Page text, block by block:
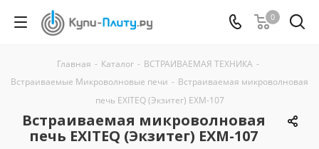
0
Главная - Каталог - ВСТРАИВАЕМАЯ ТЕХНИКА -
Встраиваемые Микроволновые печи - Встраиваемая микроволновая
печь EXITEQ (Экзитег) EXM-107
Встраиваемая микроволновая
печь EXITEQ (Экзитег) EXM-107